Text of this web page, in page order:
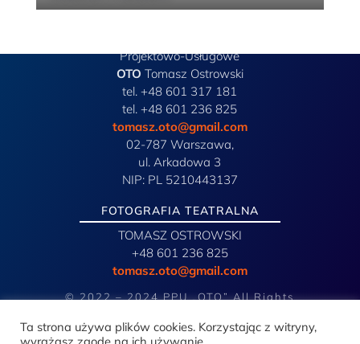
Projektowo-Usługowe
OTO Tomasz Ostrowski
tel. +48 601 317 181
tel. +48 601 236 825
tomasz.oto@gmail.com
02-787 Warszawa,
ul. Arkadowa 3
NIP: PL 5210443137
FOTOGRAFIA TEATRALNA
TOMASZ OSTROWSKI
+48 601 236 825
tomasz.oto@gmail.com
© 2022 – 2024 PPU „OTO” All Rights
Ta strona używa plików cookies. Korzystając z witryny,